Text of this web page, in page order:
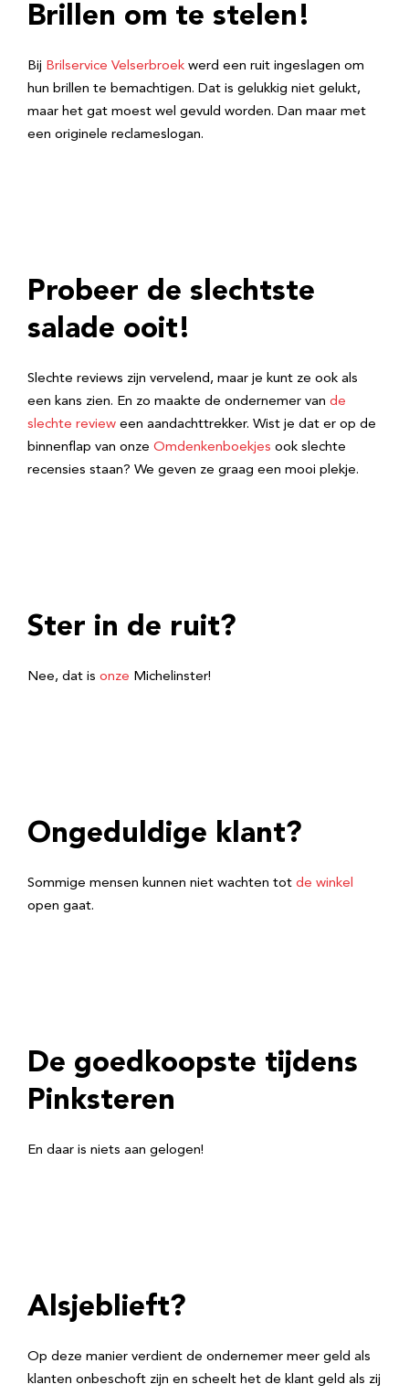
Brillen om te stelen!
Bij Brilservice Velserbroek werd een ruit ingeslagen om
hun brillen te bemachtigen. Dat is gelukkig niet gelukt,
maar het gat moest wel gevuld worden. Dan maar met
een originele reclameslogan.
Probeer de slechtste
salade ooit!
Slechte reviews zijn vervelend, maar je kunt ze ook als
een kans zien. En zo maakte de ondernemer van de
slechte review een aandachttrekker. Wist je dat er op de
binnenflap van onze Omdenkenboekjes ook slechte
recensies staan? We geven ze graag een mooi plekje.
Ster in de ruit?
Nee, dat is onze Michelinster!
Ongeduldige klant?
Sommige mensen kunnen niet wachten tot de winkel
open gaat.
De goedkoopste tijdens
Pinksteren
En daar is niets aan gelogen!
Alsjeblieft?
Op deze manier verdient de ondernemer meer geld als
klanten onbeschoft zijn en scheelt het de klant geld als zij